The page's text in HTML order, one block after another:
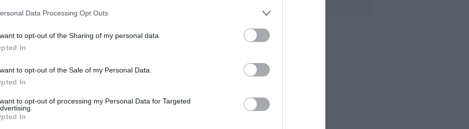
Data Processing Opt Outs
to opt-out of the Sharing of my personal data.
In
to opt-out of the Sale of my Personal Data.
In
to opt-out of processing my Personal Data for Targeted
In
surprise des pilotes (un vol Tunis – Paris annulé),
hier mais aussi chezKLMaujourd’hui, et jusqu’en
de
4, 5, 6 JANVIER
19, 2019